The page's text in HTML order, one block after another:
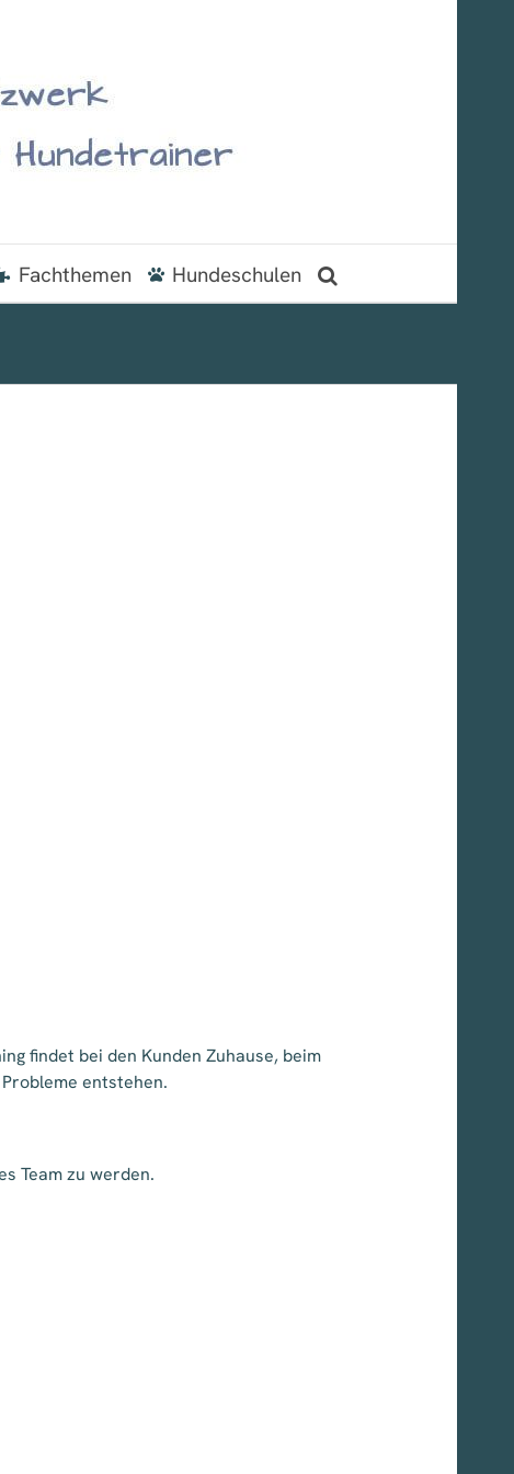
Fachthemen Hundeschulen
findet bei den Kunden Zuhause, beim
entstehen.
Team zu werden.